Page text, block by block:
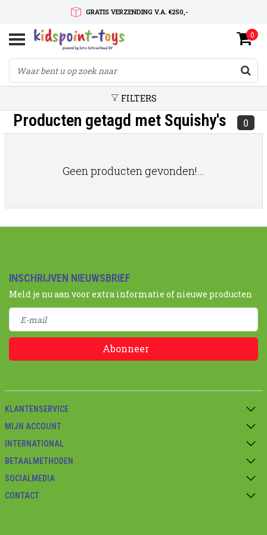
GRATIS VERZENDING V.A. €250,-
SNELLE LEVERTIJD
SERVICE OP MAAT
0
FILTERS
Producten getagd met Squishy's 0
Geen producten gevonden!...
INSCHRIJVEN NIEUWSBRIEF
Meld je nu aan voor extra informatie of nieuwe producten
Abonneer
KLANTENSERVICE
MIJN ACCOUNT
INTERNATIONAL
BETAALMETHODEN
SOCIALMEDIA
CONTACT